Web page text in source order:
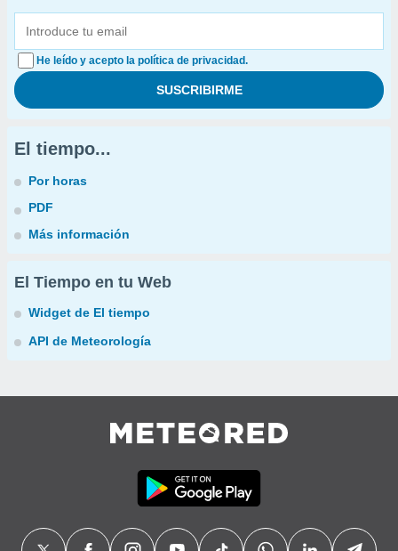
He leído y acepto la política de privacidad.
El tiempo...
Por horas
PDF
Más información
El Tiempo en tu Web
Widget de El tiempo
API de Meteorología